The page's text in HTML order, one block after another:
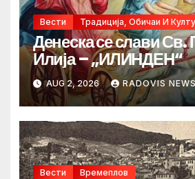
Вести Традиција, Обичаи И
Денеска се слави Св.
Илија – „ИЛИНДЕН“
AUG 2, 2026 RADOVIS NEWS
Вести Времеплов